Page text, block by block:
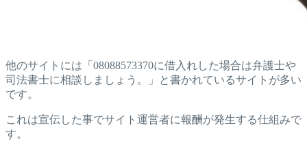
他のサイトには「08088573370に借入れした場合は弁護士や
司法書士に相談しましょう。」と書かれているサイトが多い
です。
これは宣伝した事でサイト運営者に報酬が発生する仕組みで
す。